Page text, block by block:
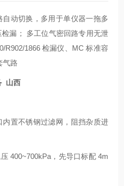
动切换，多用于单仪器一拖多
漏； 多工位气密回路专用无泄
R902/1866 检漏仪、MC 标准容
气路
山西
置不锈钢过滤网，阻挡杂质进
400~700kPa，先导口标配 4m